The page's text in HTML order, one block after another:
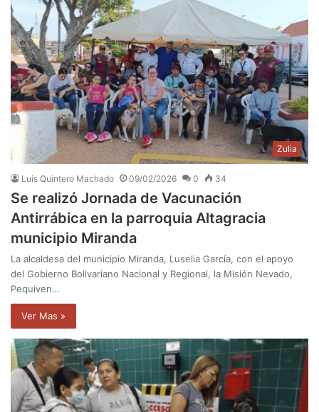
Zulia
Luis Quintero Machado 09/02/2026 0 34
Se realizó Jornada de Vacunación
Antirrábica en la parroquia Altagracia
municipio Miranda
La alcaldesa del municipio Miranda, Luselia García, con el apoyo
del Gobierno Bolivariano Nacional y Regional, la Misión Nevado,
Pequiven…
Ver Mas »